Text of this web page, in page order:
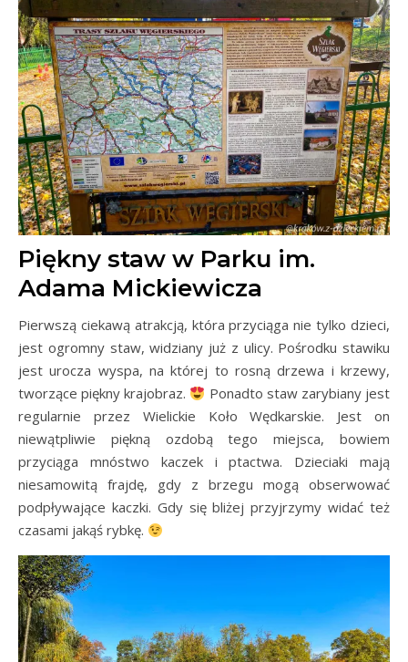
Piękny staw w Parku im.
Adama Mickiewicza
Pierwszą ciekawą atrakcją, która przyciąga nie tylko dzieci,
jest ogromny staw, widziany już z ulicy. Pośrodku stawiku
jest urocza wyspa, na której to rosną drzewa i krzewy,
tworzące piękny krajobraz.
Ponadto staw zarybiany jest
regularnie przez Wielickie Koło Wędkarskie. Jest on
niewątpliwie piękną ozdobą tego miejsca, bowiem
przyciąga mnóstwo kaczek i ptactwa. Dzieciaki mają
niesamowitą frajdę, gdy z brzegu mogą obserwować
podpływające kaczki. Gdy się bliżej przyjrzymy widać też
czasami jakąś rybkę.